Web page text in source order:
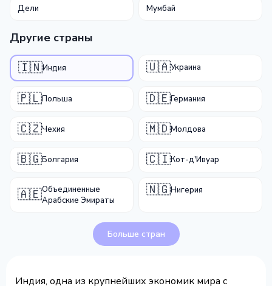
Дели Мумбай
Другие страны
🇮🇳Индия 🇺🇦Украина
🇵🇱Польша 🇩🇪Германия
🇨🇿Чехия 🇲🇩Молдова
🇧🇬Болгария 🇨🇮Кот-д'Ивуар
🇦🇪Объединенные
Арабские Эмираты
🇳🇬Нигерия
Больше стран
Индия, одна из крупнейших экономик мира с